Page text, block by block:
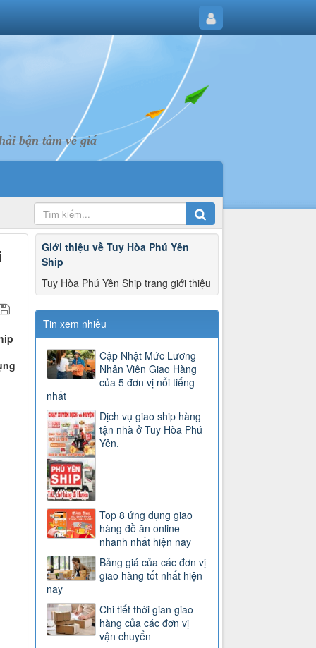
bận tâm về giá
Giới thiệu về Tuy Hòa Phú Yên
Ship
Tuy Hòa Phú Yên Ship trang giới thiệu
Tin xem nhiều
Cập Nhật Mức Lương
Nhân Viên Giao Hàng
của 5 đơn vị nổi tiếng
nhất
Dịch vụ giao ship hàng
tận nhà ở Tuy Hòa Phú
Yên.
Top 8 ứng dụng giao
hàng đồ ăn online
nhanh nhất hiện nay
Bảng giá của các đơn vị
giao hàng tốt nhất hiện
nay
Chi tiết thời gian giao
hàng của các đơn vị
vận chuyển